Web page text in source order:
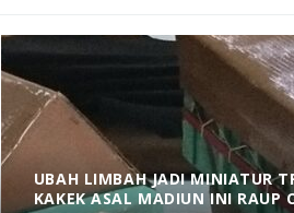
UBAH LIMBAH JADI MINIATUR
KAKEK ASAL MADIUN INI RAUP